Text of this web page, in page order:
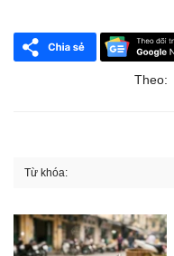
Theo:
Từ khóa: